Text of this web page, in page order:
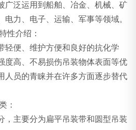
广泛运用到船舶、冶金、机械、矿
电力、电子、运输、军事等领域。
性介绍：
轻便、维护方便和良好的抗化学
度高、不易损伤吊装物体表面等优
人员的青睐并在许多方面逐步替代
：
，主要分为扁平吊装带和圆型吊装